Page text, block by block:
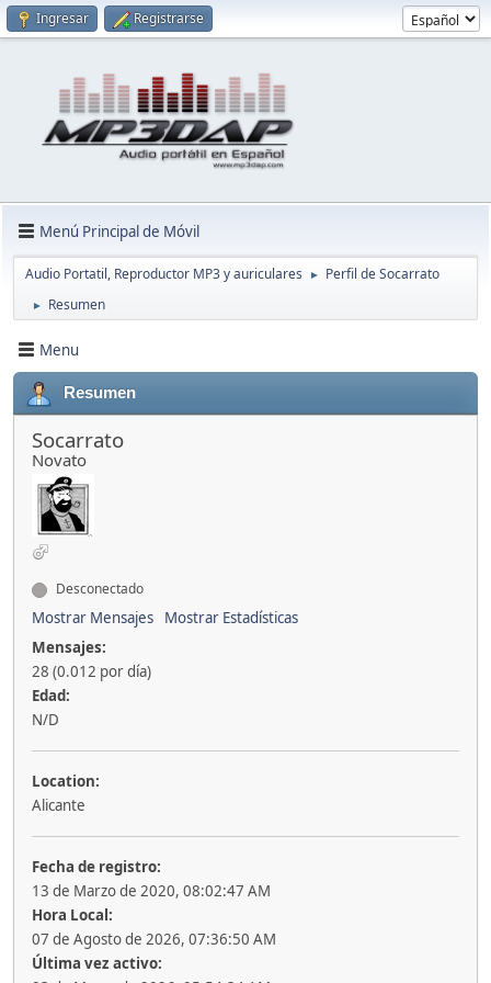
Ingresar Registrarse
Menú Principal de Móvil
Audio Portatil, Reproductor MP3 y auriculares ► Perfil de Socarrato
► Resumen
Menu
Resumen
Socarrato
Novato
Desconectado
Mostrar Mensajes
Mostrar Estadísticas
Mensajes:
28 (0.012 por día)
Edad:
N/D
Location:
Alicante
Fecha de registro:
13 de Marzo de 2020, 08:02:47 AM
Hora Local:
07 de Agosto de 2026, 07:36:50 AM
Última vez activo: